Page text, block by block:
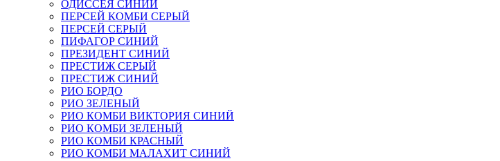
ОДИССЕЯ СИНИЙ
ПЕРСЕЙ КОМБИ СЕРЫЙ
ПЕРСЕЙ СЕРЫЙ
ПИФАГОР СИНИЙ
ПРЕЗИДЕНТ СИНИЙ
ПРЕСТИЖ СЕРЫЙ
ПРЕСТИЖ СИНИЙ
РИО БОРДО
РИО ЗЕЛЕНЫЙ
РИО КОМБИ ВИКТОРИЯ СИНИЙ
РИО КОМБИ ЗЕЛЕНЫЙ
РИО КОМБИ КРАСНЫЙ
РИО КОМБИ МАЛАХИТ СИНИЙ